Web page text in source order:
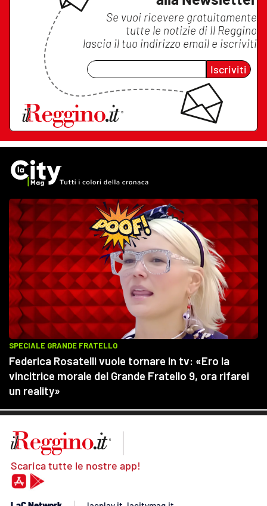
Se vuoi ricevere gratuitamente
tutte le notizie di Il Reggino
lascia il tuo indirizzo email e iscriviti
Iscriviti
Scarica tutte le nostre app!